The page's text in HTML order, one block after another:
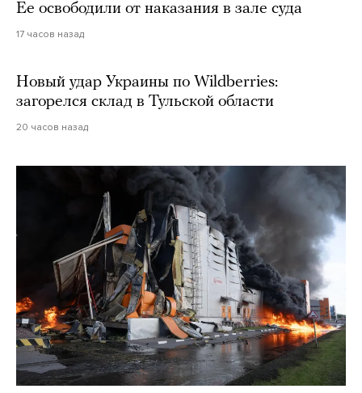
Ее освободили от наказания в зале суда
17 часов назад
Новый удар Украины по Wildberries:
загорелся склад в Тульской области
20 часов назад